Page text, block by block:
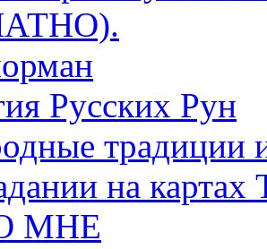
Русских Рун
традиции
на картах
МНЕ